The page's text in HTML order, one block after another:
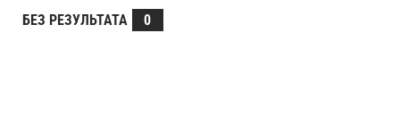
БЕЗ РЕЗУЛЬТАТА
0